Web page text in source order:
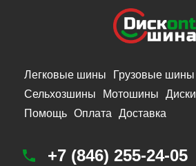
Легковые шины Грузовые шины
Сельхозшины
Мотошины Диски
Помощь Оплата Доставка
+7 (846) 255-24-05